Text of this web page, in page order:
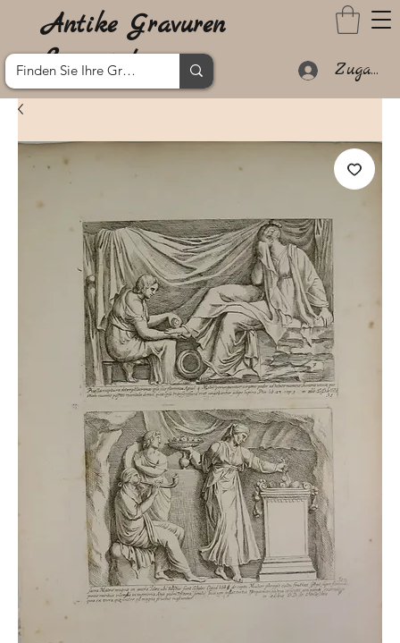
Antike Gravuren
Lanzarote
Zugang